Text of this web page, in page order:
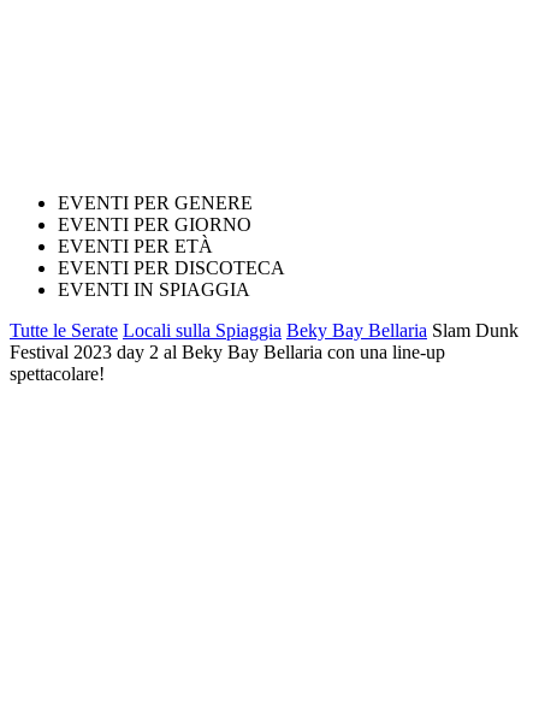
EVENTI PER GENERE
EVENTI PER GIORNO
EVENTI PER ETÀ
EVENTI PER DISCOTECA
EVENTI IN SPIAGGIA
Tutte le Serate Locali sulla Spiaggia Beky Bay Bellaria Slam Dunk
Festival 2023 day 2 al Beky Bay Bellaria con una line-up
spettacolare!